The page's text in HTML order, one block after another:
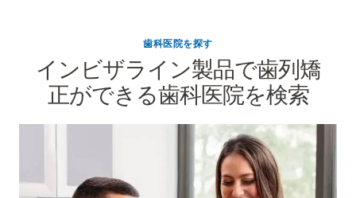
歯科医院を探す
インビザライン製品で歯列矯
正ができる歯科医院を検索